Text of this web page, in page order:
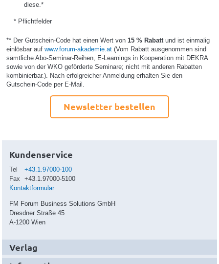
diese.*
* Pflichtfelder
** Der Gutschein-Code hat einen Wert von 15 % Rabatt und ist einmalig
einlösbar auf www.forum-akademie.at(Vom Rabatt ausgenommen sind
sämtliche Abo-Seminar-Reihen, E-Learnings in Kooperation mit DEKRA
sowie von der WKO geförderte Seminare; nicht mit anderen Rabatten
kombinierbar.). Nach erfolgreicher Anmeldung erhalten Sie den
Gutschein-Code per E-Mail.
Newsletter bestellen
Kundenservice
Tel
+43.1.97000-100
Fax
+43.1.97000-5100
Kontaktformular
FM Forum Business Solutions GmbH
Dresdner Straße 45
A-1200 Wien
Verlag